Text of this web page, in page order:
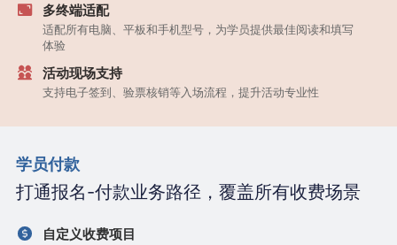
多终端适配
适配所有电脑、平板和手机型号，为学员提供最佳阅读和填写
体验
活动现场支持
支持电子签到、验票核销等入场流程，提升活动专业性
学员付款
打通报名-付款业务路径，覆盖所有收费场景
自定义收费项目